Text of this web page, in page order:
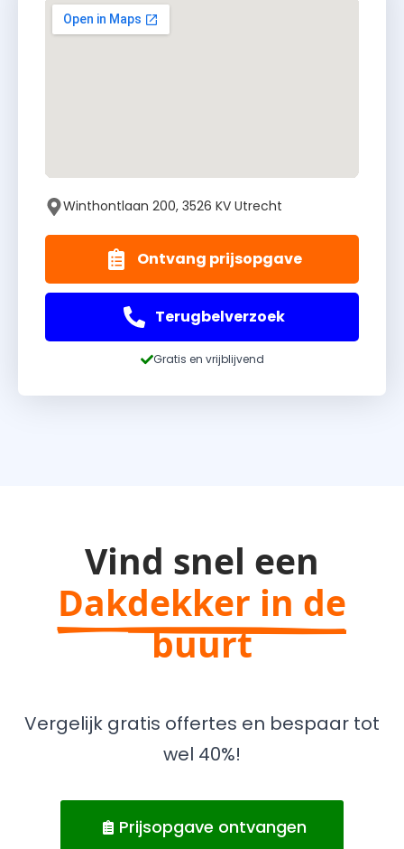
Winthontlaan 200, 3526 KV Utrecht
Ontvang prijsopgave
Terugbelverzoek
Gratis en vrijblijvend
Vind snel een
Dakdekker in de
buurt
Vergelijk gratis offertes en bespaar tot
wel 40%!
Prijsopgave ontvangen